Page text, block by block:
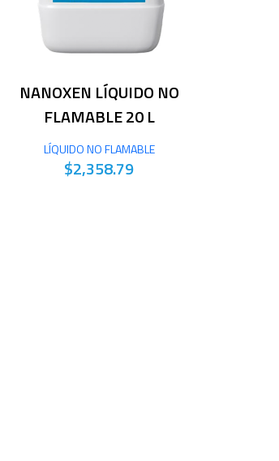
NANOXEN LÍQUIDO NO
FLAMABLE 20 L
LÍQUIDO NO FLAMABLE
$2,358.79